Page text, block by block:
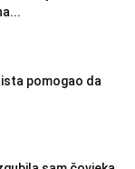
pomogao da